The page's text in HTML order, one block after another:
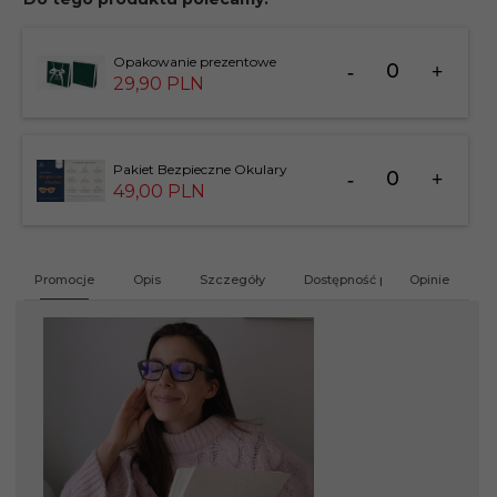
Opakowanie prezentowe
29,90 PLN
dla
Pakiet Bezpieczne Okulary
49,00 PLN
dla
Promocje Opis Szczegóły Dostępność produktu
Opinie